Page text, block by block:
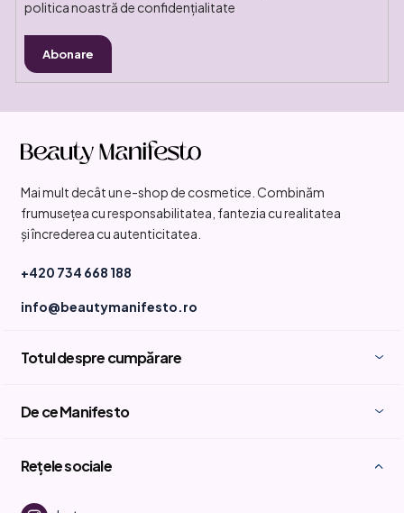
politica noastră de confidențialitate
Abonare
Mai mult decât un e-shop de cosmetice. Combinăm
frumusețea cu responsabilitatea, fantezia cu realitatea
și încrederea cu autenticitatea.
+420 734 668 188
info@beautymanifesto.ro
Totul despre cumpărare
De ce Manifesto
Rețele sociale